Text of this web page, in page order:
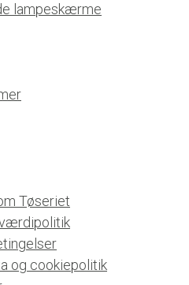
lampeskærme
Tøseriet
og cookiepolitik